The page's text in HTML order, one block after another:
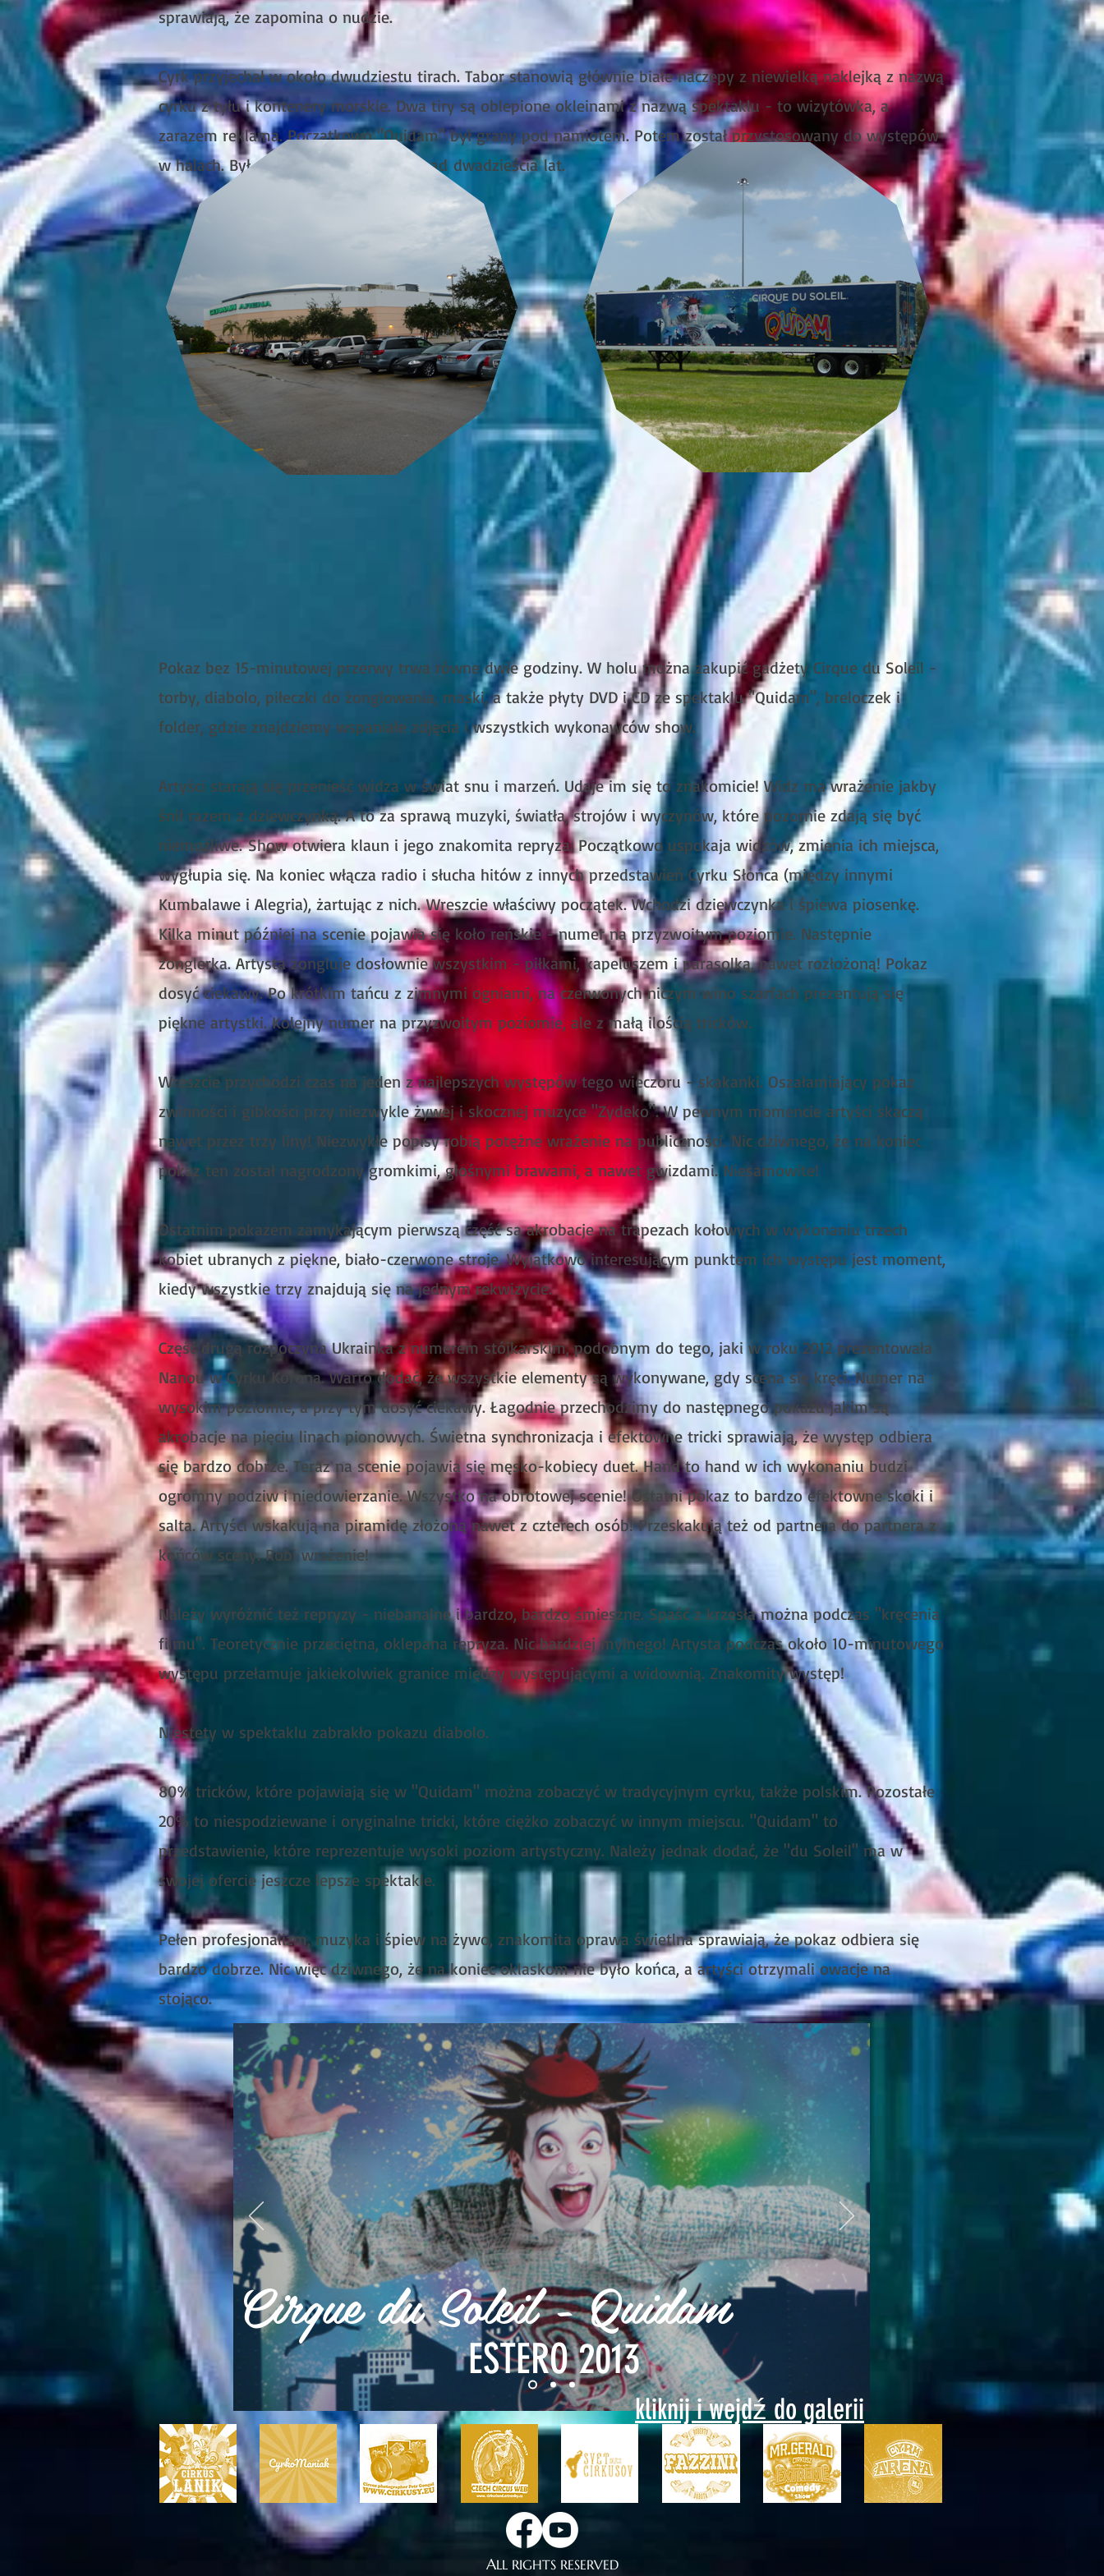
sprawiają, że zapomina o nudzie.
Cyrk przyjechał w około dwudziestu tirach. Tabor stanowią głównie białe naczepy z niewielką naklejką z nazwą
cyrku z tyłu i kontenery morskie. Dwa tiry są oblepione okleinami z nazwą spektaklu - to wizytówka, a
zarazem reklama. Początkowo "Quidam" był grany pod namiotem. Potem został przystosowany do występów
w halach. Był prezentowany przez ponad dwadzieścialat.
Pokaz bez 15-minutowej przerwy trwa równe dwie godziny. W holu można zakupić gadżety Cirque du Soleil -
torby, diabolo, piłeczki do żonglowania, maski, a także płyty DVD i CD ze spektaklu "Quidam", breloczek i
folder, gdzie znajdziemy wspaniałe zdjęcia i wszystkich wykonawców show.
Artyści starają się przenieść widza w świat snu i marzeń. Udaje im się to znakomicie! Widz ma wrażenie jakby
śnił razem z dziewczynką. A to za sprawą muzyki, światła, strojów i wyczynów, które pozornie zdają się być
niemożliwe.Show otwiera klaun i jego znakomita repryza. Początkowo uspokaja widzów, zmienia ich miejsca,
wygłupia się. Na koniec włącza radio i słucha hitów z innych przedstawień Cyrku Słońca (między innymi
Kumbalawe i Alegria), żartując z nich.Wreszcie właściwy początek. Wchodzi dziewczynka i śpiewa piosenkę.
Kilka minut później na scenie pojawia się koło reńskie - numer na przyzwoitym poziomie. Następnie
żonglerka. Artysta żongluje dosłownie wszystkim - piłkami, kapeluszem i parasolką, nawet rozłożoną! Pokaz
dosyć ciekawy. Po krótkim tańcu z zimnymi ogniami, na czerwonych niczym wino szarfach prezentują się
piękne artystki. Kolejny numer na przyzwoitym poziomie, ale z małą ilością tricków.
Wreszcie przychodzi czas na jeden z najlepszych występów tego wieczoru - skakanki. Oszałamiający pokaz
zwinności i gibkości przy niezwykle żywej i skocznej muzyce "Zydeko". W pewnym momencie artyści skaczą
nawet przez trzy liny! Niezwykłe popisy robią potężne wrażenie na publiczności. Nic dziwnego, że na koniec
pokaz ten został nagrodzony gromkimi, głośnymi brawami, a nawet gwizdami. Niesamowite!
Ostatnim pokazem zamykającym pierwszą część są akrobacje na trapezach kołowych w wykonaniu trzech
kobiet ubranych z piękne, biało-czerwone stroje. Wyjątkowo interesującym punktem ich występu jest moment,
kiedy wszystkie trzy znajdują się na jednym rekwizycie.
Część drugą rozpoczyna Ukrainka z numerem stójkarskim, podobnym do tego, jaki w roku 2012 prezentowała
Nanou w Cyrku Korona. Warto dodać, że wszystkie elementy są wykonywane, gdy scena się kręci. Numer na
wysokim poziomie, a przy tym dosyć ciekawy. Łagodnie przechodzimy do następnego pokazu jakim są
akrobacje na pięciu linach pionowych. Świetna synchronizacja i efektowne tricki sprawiają, że występ odbiera
się bardzo dobrze. Teraz na scenie pojawia się męsko-kobiecy duet. Hand to hand w ich wykonaniu budzi
ogromny podziw i niedowierzanie. Wszystko na obrotowej scenie! Ostatni pokaz to bardzo efektowne skoki i
salta. Artyści wskakują na piramidę złożoną nawet z czterech osób! Przeskakują też od partnera do partnera z
końców sceny. Robi wrażenie!
Należy wyróżnić też repryzy - niebanalne i bardzo, bardzo śmieszne. Spaść z krzesła można podczas "kręcenia
filmu". Teoretycznie przeciętna, oklepana repryza. Nic bardziej mylnego! Artysta podczas około 10-minutowego
występu przełamuje jakiekolwiek granice między występującymi a widownią. Znakomity występ!
Niestety w spektaklu zabrakło pokazu diabolo.
80% tricków, które pojawiają się w "Quidam" można zobaczyć w tradycyjnym cyrku, także polskim. Pozostałe
20% to niespodziewane i oryginalne tricki, które ciężko zobaczyć w innym miejscu. "Quidam" to
przedstawienie, które reprezentuje wysoki poziom artystyczny. Należy jednak dodać, że "du Soleil" ma w
swojej ofercie jeszcze lepsze spektakle.
Pełen profesjonalizm, muzyka i śpiew na żywo, znakomita oprawa świetlna sprawiają, że pokaz odbiera się
bardzo dobrze. Nic więc dziwnego, że na koniec oklaskom nie było końca, a artyści otrzymali owacje na
stojąco.
Cirque du Soleil - Quidam
ESTERO 2013
kliknij i wejdź do galerii
ALL RIGHTS RESERVED